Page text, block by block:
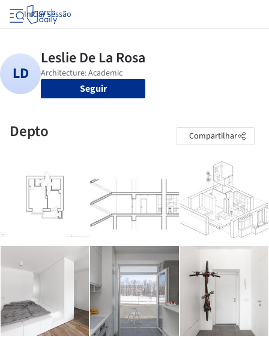
Iniciar sessão
Seguir
Depto Compartilhar